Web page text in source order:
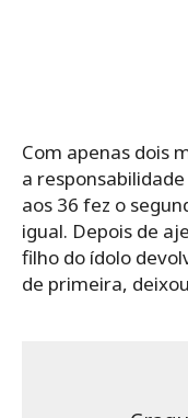
Com apenas dois
a
aos 36 fez o
igual. Depois de
filho do ídolo
de primeira,